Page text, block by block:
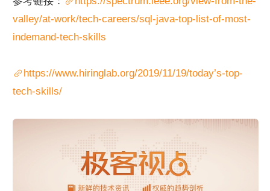
valley/at-work/tech-careers/sql-java-top-list-of-most-
indemand-tech-skills
https://www.hiringlab.org/2019/11/19/today’s-top-
tech-skills/